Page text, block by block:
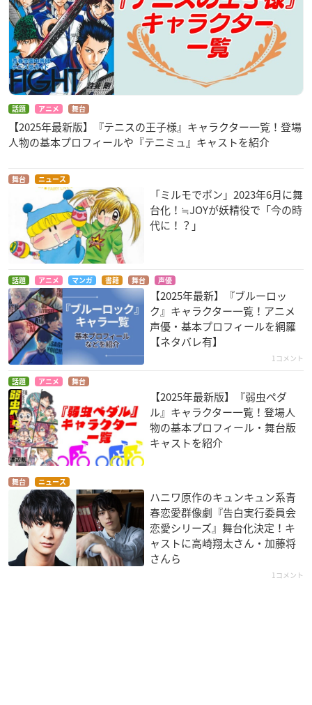
話題 アニメ 舞台
【2025年最新版】『テニスの王子様』キャラクター一覧！登場
人物の基本プロフィールや『テニミュ』キャストを紹介
舞台 ニュース
「ミルモでポン」2023年6月に舞
台化！≒JOYが妖精役で「今の時
代に！？」
話題 アニメ マンガ 書籍 舞台 声優
【2025年最新】『ブルーロッ
ク』キャラクター一覧！アニメ
声優・基本プロフィールを網羅
【ネタバレ有】
1コメント
話題 アニメ 舞台
【2025年最新版】『弱虫ペダ
ル』キャラクター一覧！登場人
物の基本プロフィール・舞台版
キャストを紹介
舞台 ニュース
ハニワ原作のキュンキュン系青
春恋愛群像劇『告白実行委員会
恋愛シリーズ』舞台化決定！キ
ャストに高崎翔太さん・加藤将
さんら
1コメント